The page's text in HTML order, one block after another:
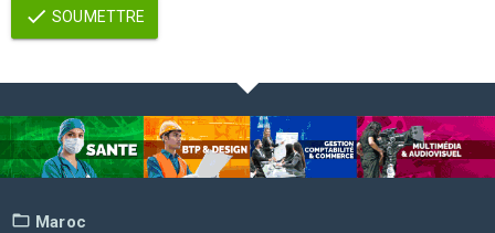
SOUMETTRE
Maroc